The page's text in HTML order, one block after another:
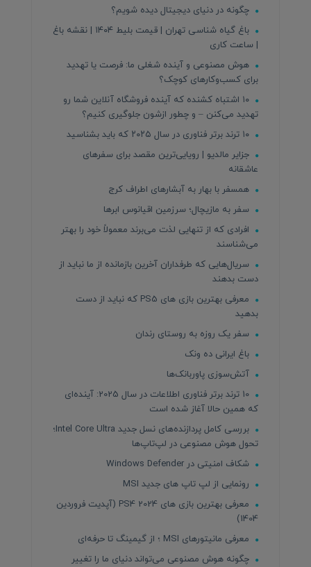
چگونه در دنیای دیجیتال دیده شویم؟
باغ گیاه شناسی تهران | قیمت بلیط ۱۴۰۴ | نقشه باغ
| ساعت کاری
هوش مصنوعی و آینده شغلی ما: فرصت یا تهدید
برای کسب‌وکارهای کوچک؟
۱۰ اشتباه کشنده که آینده فروشگاه آنلاین شما رو
تهدید می‌کنن – و چطور ازشون جلوگیری کنیم؟
جزایر مالدیو | رویایی‌ترین مقصد برای سفرهای
عاشقانه
همسفر با بهار به آبشارهای اطراف کرج
سفر به مازیچال؛ سرزمین اقیانوس ابرها
افرادی که از تنهایی لذت می‌برند معمولاً خود را بهتر
می‌شناسند
سریال‌هایی که طرفداران آخرین بازمانده از ما نباید از
دست بدهند
معرفی بهترین بازی های PS5 که نباید از دست
بدهید
سفر یک روزه به روستای رندان
باغ ایرانی ده ونک
آتش‌سوزی پاوربانک‌ها
10 ترند برتر فناوری اطلاعات در سال 2025: آینده‌ای
که همین حالا آغاز شده است
بررسی کامل پردازنده‌های نسل جدید Intel Core Ultra؛
تحول هوش مصنوعی در لپ‌تاپ‌ها
شکاف امنیتی در Windows Defender
رونمایی از لپ تاپ های جدید MSI
معرفی بهترین بازی های PS4 2024 (آپدیت فروردین
1404)
معرفی مانیتورهای MSI ؛ از گیمینگ تا حرفه‌ای
چگونه هوش مصنوعی می‌تواند دنیای ما را تغییر